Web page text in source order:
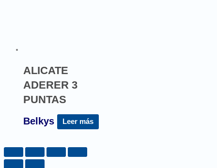
ALICATE
ADERER 3
PUNTAS
Belkys Leer más